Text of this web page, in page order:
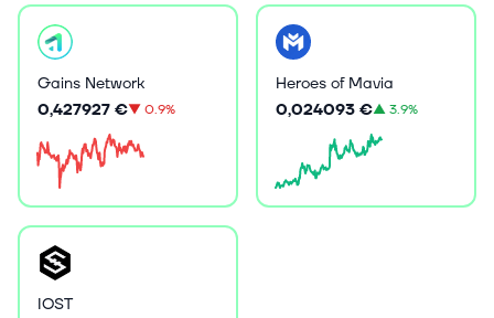
Gains Network
0,427927 €▼0.9%
Heroes of Mavia
0,024093 €▲3.9%
IOST